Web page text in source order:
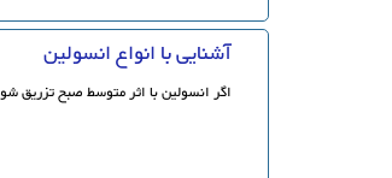
آشنایی با انواع انسولین
اگر انسولین با اثر متوسط صبح تزریق